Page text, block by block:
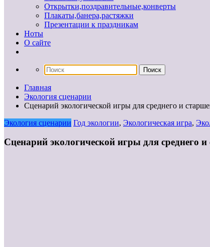
Открытки,поздравительные,конверты
Плакаты,банера,растяжки
Презентации к праздникам
Ноты
О сайте
Главная
Экология сценарии
Сценарий экологической игры для среднего и
Экология сценарии Год экологии, Экологическая игра,
Сценарий экологической игры для среднего